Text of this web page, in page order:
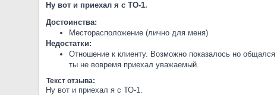
Ну вот и приехал я с ТО-1.
Достоинства:
Месторасположение (лично для меня)
Недостатки:
Отношение к клиенту. Возможно показалось но
ты не вовремя приехал уважаемый.
Текст отзыва:
Ну вот и приехал я с ТО-1.